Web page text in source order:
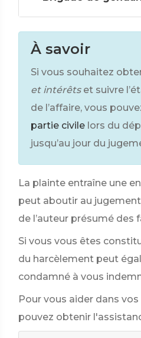
À savoir
Si vous souhaitez
et intérêts et suivre
de l’affaire, vous
partie civile lors du
jusqu’au jour du
La plainte entraîne une
peut aboutir au
de l’auteur présumé des
Si vous vous êtes
du harcèlement peut
condamné à vous
Pour vous aider dans
pouvez obtenir